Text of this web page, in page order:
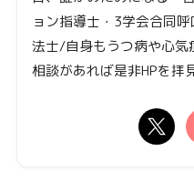
ョン指導士・3学会合同
法士/自身もうつ病や心気
相談があれば是非HPを拝